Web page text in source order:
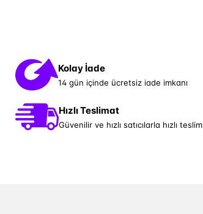
Kolay İade
14 gün içinde ücretsiz iade imkanı
Hızlı Teslimat
Güvenilir ve hızlı satıcılarla hızlı teslim